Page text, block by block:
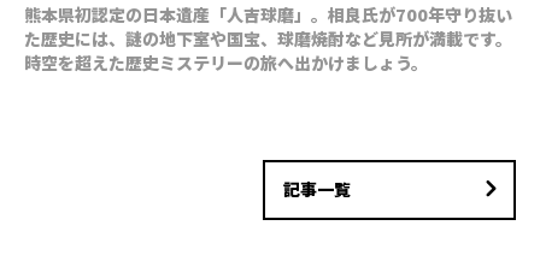
熊本県初認定の日本遺産「人吉球磨」。相良氏が700年守り抜い
た歴史には、謎の地下室や国宝、球磨焼酎など見所が満載です。
時空を超えた歴史ミステリーの旅へ出かけましょう。
記事一覧